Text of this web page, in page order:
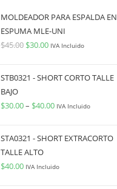
MOLDEADOR PARA ESPALDA EN
ESPUMA MLE-UNI
$45.00 $30.00 IVA Incluido
STB0321 - SHORT CORTO TALLE
BAJO
$30.00– $40.00 IVA Incluido
STA0321 - SHORT EXTRACORTO
TALLE ALTO
$40.00 IVA Incluido